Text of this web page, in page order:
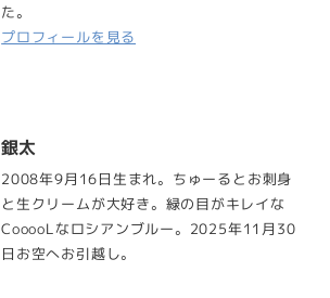
た。
プロフィールを見る
銀太
2008年9月16日生まれ。ちゅーるとお刺身
と生クリームが大好き。緑の目がキレイな
CooooLなロシアンブルー。2025年11月30
日お空へお引越し。